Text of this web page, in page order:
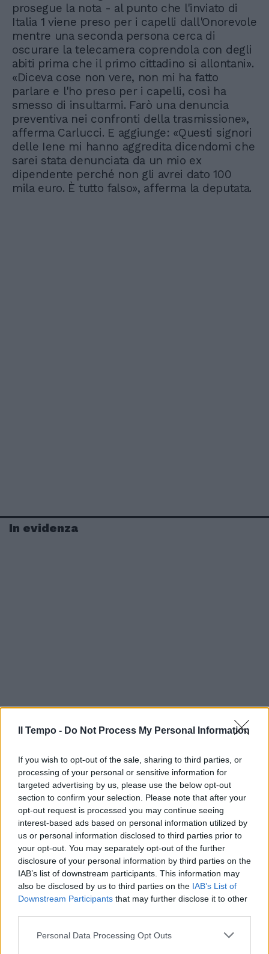
Il Tempo - Do Not Process My Personal Information
If you wish to opt-out of the sale, sharing to third parties, or
processing of your personal or sensitive information for
targeted advertising by us, please use the below opt-out
section to confirm your selection. Please note that after your
opt-out request is processed you may continue seeing
interest-based ads based on personal information utilized by
us or personal information disclosed to third parties prior to
your opt-out. You may separately opt-out of the further
disclosure of your personal information by third parties on the
IAB’s list of downstream participants. This information may
also be disclosed by us to third parties on the IAB’s List of
Downstream Participants that may further disclose it to other
Personal Data Processing Opt Outs
prosegue la nota - al punto che l'inviato di
Italia 1 viene preso per i capelli dall'Onorevole
mentre una seconda persona cerca di
oscurare la telecamera coprendola con degli
abiti prima che il primo cittadino si allontani».
«Diceva cose non vere, non mi ha fatto
parlare e l'ho preso per i capelli, così ha
smesso di insultarmi. Farò una denuncia
preventiva nei confronti della trasmissione»,
afferma Carlucci. E aggiunge: «Questi signori
delle Iene mi hanno aggredita dicendomi che
sarei stata denunciata da un mio ex
dipendente perché non gli avrei dato 100
mila euro. È tutto falso», afferma la deputata.
In evidenza